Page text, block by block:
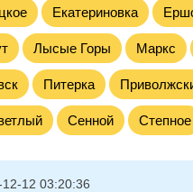
Екатериновка
Лысые Горы Маркс
Питерка
Сенной Степное
12-12 03:20:36